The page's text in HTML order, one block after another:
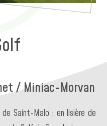
/ Miniac-Morvan
Saint-Malo : en lisière de